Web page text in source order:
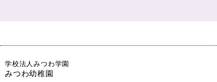
学校法人みつわ学園
みつわ幼稚園